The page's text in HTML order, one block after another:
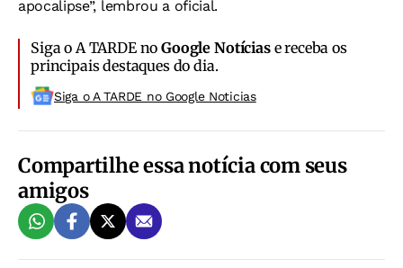
apocalipse”, lembrou a oficial.
Siga o A TARDE noGoogle Notíciase receba os
principais destaques do dia.
Siga o A TARDE no Google Noticias
Compartilhe essa notícia com seus
amigos